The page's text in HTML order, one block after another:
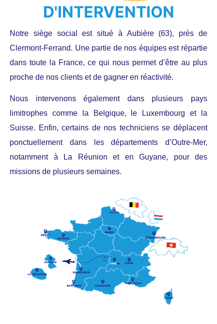
D'INTERVENTION
Notre siège social est situé à Aubière (63), près de
Clermont-Ferrand. Une partie de nos équipes est répartie
dans toute la France, ce qui nous permet d’être au plus
proche de nos clients et de gagner en réactivité.
Nous intervenons également dans plusieurs pays
limitrophes comme la Belgique, le Luxembourg et la
Suisse. Enfin, certains de nos techniciens se déplacent
ponctuellement dans les départements d’Outre-Mer,
notamment à La Réunion et en Guyane, pour des
missions de plusieurs semaines.